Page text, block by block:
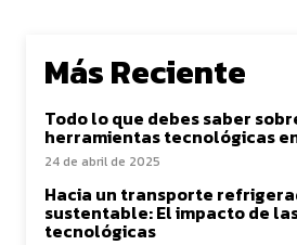
Más Reciente
Todo lo que debes saber
herramientas tecnológicas
24 de abril de 2025
Hacia un transporte
sustentable: El impacto de
tecnológicas